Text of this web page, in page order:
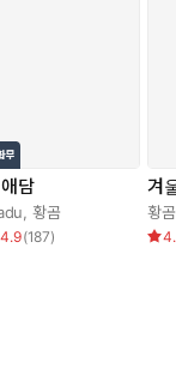
담
,황곰
4.9(187)
겨
황곰